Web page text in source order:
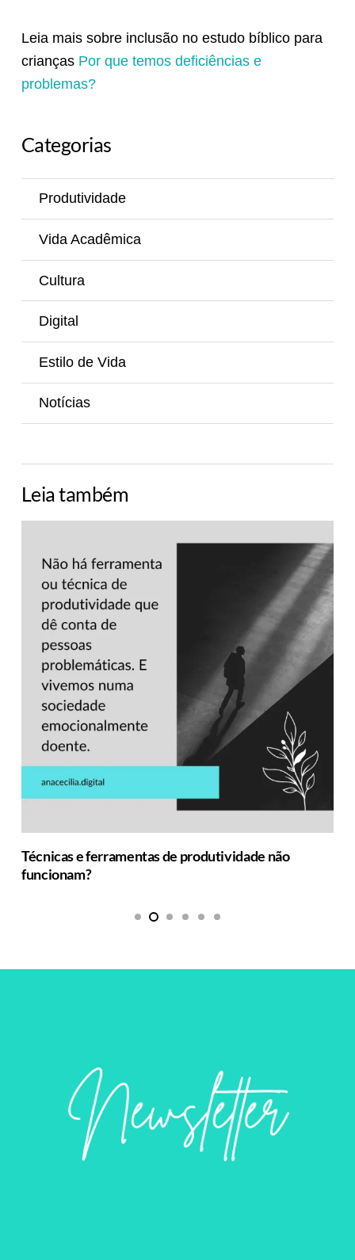
Leia mais sobre inclusão no estudo bíblico para
crianças Por que temos deficiências e
problemas?
Categorias
Produtividade
Vida Acadêmica
Cultura
Digital
Estilo de Vida
Notícias
Leia também
Técnicas e ferramentas de produtividade não
funcionam?